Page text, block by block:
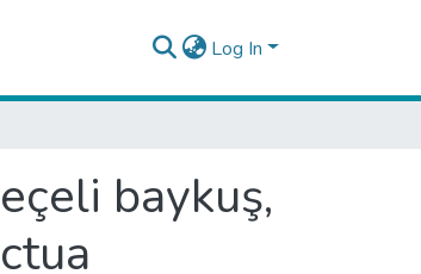
Log In
baykuş,